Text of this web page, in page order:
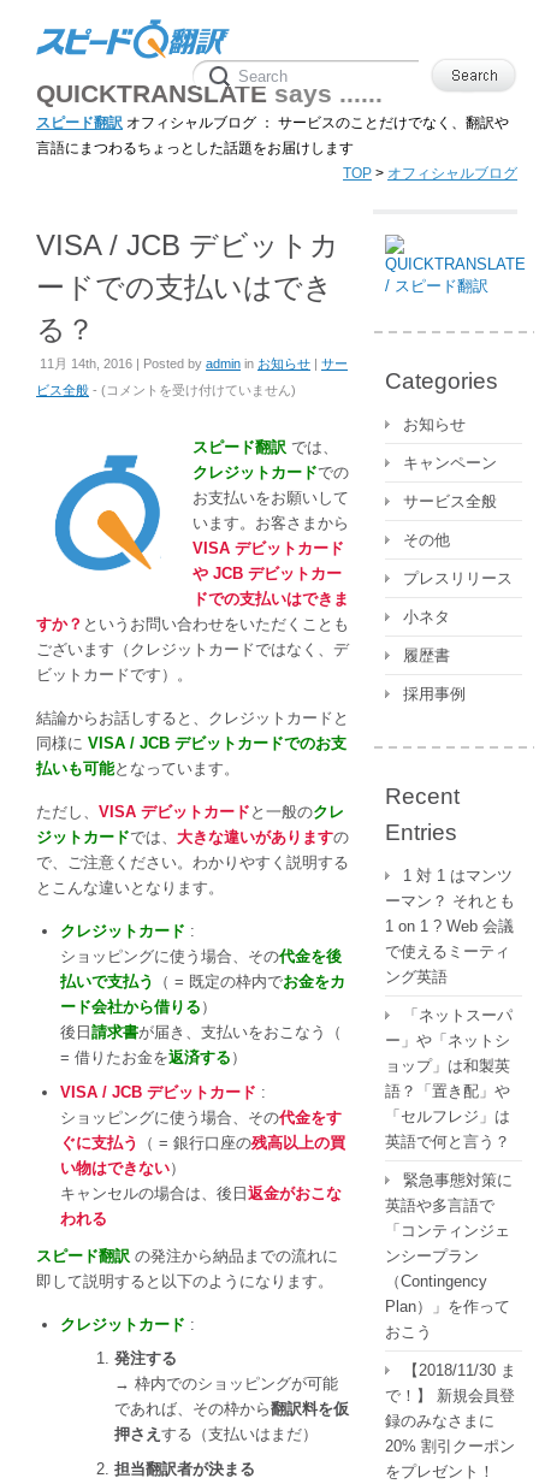
QUICKTRANSLATE says ......
スピード翻訳 オフィシャルブログ ： サービスのことだけでなく、翻訳や
言語にまつわるちょっとした話題をお届けします
TOP > オフィシャルブログ
VISA / JCB デビットカ
ードでの支払いはでき
る？
11月 14th, 2016 | Posted by admin in お知らせ | サー
ビス全般 - (VISA
デ
ビ
ッ
ト
カ
で
払
い
は
き
る？
は
コメントを受け付けていません)
スピード翻訳 では、
クレジットカードでの
お支払いをお願いして
います。お客さまから
VISA デビットカード
や JCB デビットカー
ドでの支払いはできま
すか？ というお問い合わせをいただくことも
ございます（クレジットカードではなく、デ
ビットカードです）。
結論からお話しすると、クレジットカードと
同様に VISA / JCB デビットカードでのお支
払いも可能となっています。
ただし、 VISA デビットカード と一般のクレ
ジットカードでは、 大きな違いがありますの
で、ご注意ください。わかりやすく説明する
とこんな違いとなります。
クレジットカード :
ショッピングに使う場合、その代金を後
払いで支払う
（ = 既定の枠内でお金をカ
ード会社から借りる ）
後日 請求書が届き、支払いをおこなう（
= 借りたお金を返済する ）
VISA / JCB デビットカード :
ショッピングに使う場合、その代金をす
ぐに支払う
（ = 銀行口座の残高以上の買
い物はできない）
キャンセルの場合は、後日 返金がおこな
われる
スピード翻訳 の発注から納品までの流れに
即して説明すると以下のようになります。
クレジットカード :
発注する
→ 枠内でのショッピングが可能
であれば、その枠から翻訳料を仮
押さえ する（支払いはまだ）
担当翻訳者が決まる
Categories
お知らせ
キャンペーン
サービス全般
その他
プレスリリース
小ネタ
履歴書
採用事例
Recent
Entries
1 対 1 はマンツ
ーマン？ それとも
1 on 1 ? Web 会議
で使えるミーティ
ング英語
「ネットスーパ
ー」や「ネットシ
ョップ」は和製英
語？「置き配」や
「セルフレジ」は
英語で何と言う？
緊急事態対策に
英語や多言語で
「コンティンジェ
ンシープラン
（Contingency
Plan）」を作って
おこう
【2018/11/30 ま
で！】 新規会員登
録のみなさまに
20% 割引クーポン
をプレゼント！